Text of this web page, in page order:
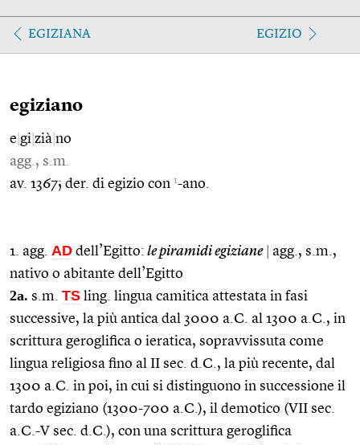
EGIZIANA EGIZIO
egiziano
e gi zià no
agg., s.m.
av. 1367; der. di egizio con 1-ano.
1. agg. AD dell’Egitto: le piramidi egiziane
agg., s.m.,
nativo o abitante dell’Egitto
2a. s.m. TS ling. lingua camitica attestata in fasi
successive, la più antica dal 3000 a.C. al 1300 a.C., in
scrittura geroglifica o ieratica, sopravvissuta come
lingua religiosa fino al II sec. d.C., la più recente, dal
1300 a.C. in poi, in cui si distinguono in successione il
tardo egiziano (1300-700 a.C.), il demotico (VII sec.
a.C.-V sec. d.C.), con una scrittura geroglifica